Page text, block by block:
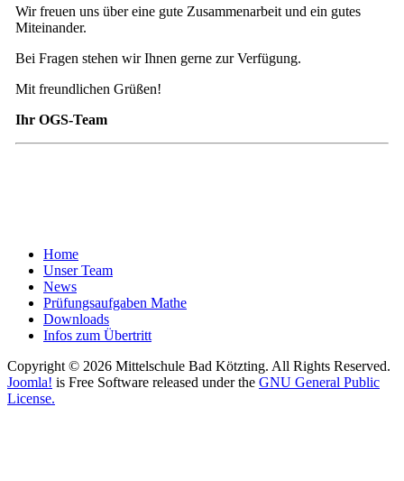
Wir freuen uns über eine gute Zusammenarbeit und ein gutes
Miteinander.
Bei Fragen stehen wir Ihnen gerne zur Verfügung.
Mit freundlichen Grüßen!
Ihr OGS-Team
Home
Unser Team
News
Prüfungsaufgaben Mathe
Downloads
Infos zum Übertritt
Copyright © 2026 Mittelschule Bad Kötzting. All Rights Reserved.
Joomla! is Free Software released under the GNU General Public
License.